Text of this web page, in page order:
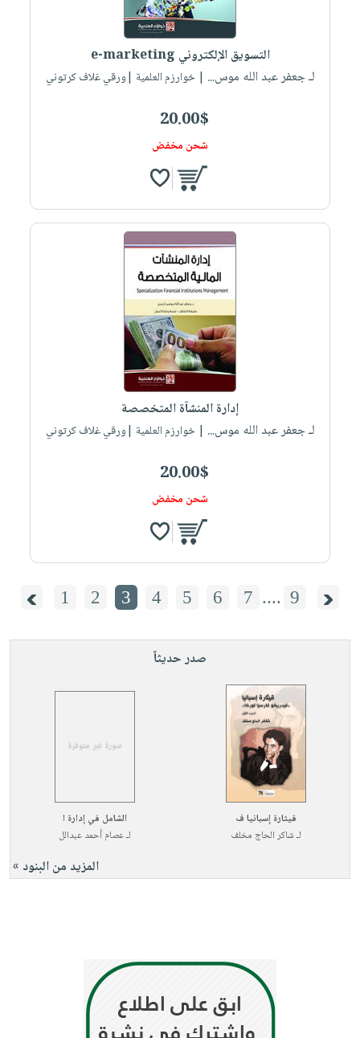
التسويق الإلكتروني e-marketing
لـ جعفر عبد الله موس... | خوارزم العلمية |ورقي غلاف كرتوني
20.00$
شحن مخفض
إدارة المنشآة المتخصصة
لـ جعفر عبد الله موس... | خوارزم العلمية |ورقي غلاف كرتوني
20.00$
شحن مخفض
1 2 3 4 5 6 7 .... 9
صدر حديثاً
قيثارة إسبانيا ف
لـشاكر الحاج مخلف
الشامل في إدارة ا
لـعصام أحمد عبدالل
المزيد من البنود »